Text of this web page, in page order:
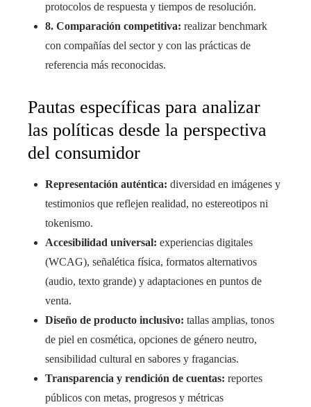
protocolos de respuesta y tiempos de resolución.
8. Comparación competitiva: realizar benchmark
con compañías del sector y con las prácticas de
referencia más reconocidas.
Pautas específicas para analizar
las políticas desde la perspectiva
del consumidor
Representación auténtica: diversidad en imágenes y
testimonios que reflejen realidad, no estereotipos ni
tokenismo.
Accesibilidad universal: experiencias digitales
(WCAG), señalética física, formatos alternativos
(audio, texto grande) y adaptaciones en puntos de
venta.
Diseño de producto inclusivo: tallas amplias, tonos
de piel en cosmética, opciones de género neutro,
sensibilidad cultural en sabores y fragancias.
Transparencia y rendición de cuentas: reportes
públicos con metas, progresos y métricas